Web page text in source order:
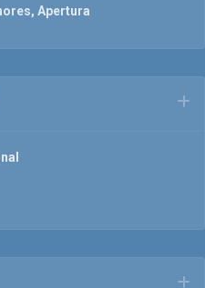
Apertura